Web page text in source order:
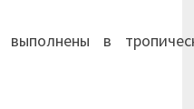
в